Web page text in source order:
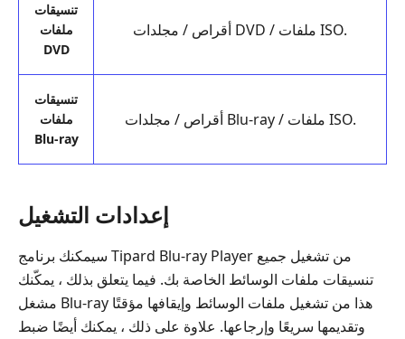
تنسيقات
ملفات
DVD
أقراص / مجلدات DVD / ملفات ISO.
تنسيقات
ملفات
Blu-ray
أقراص / مجلدات Blu-ray / ملفات ISO.
إعدادات التشغيل
سيمكنك برنامج Tipard Blu-ray Player من تشغيل جميع
تنسيقات ملفات الوسائط الخاصة بك. فيما يتعلق بذلك ، يمكّنك
مشغل Blu-ray هذا من تشغيل ملفات الوسائط وإيقافها مؤقتًا
وتقديمها سريعًا وإرجاعها. علاوة على ذلك ، يمكنك أيضًا ضبط